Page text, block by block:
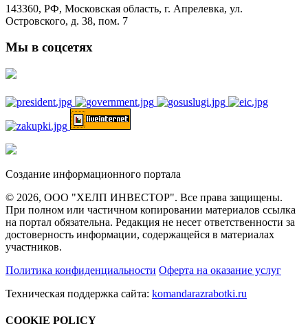
143360, РФ, Московская область, г. Апрелевка, ул.
Островского, д. 38, пом. 7
Мы в соцсетях
Создание информационного портала
© 2026, ООО "ХЕЛП ИНВЕСТОР". Все права защищены.
При полном или частичном копировании материалов ссылка
на портал обязательна. Редакция не несет ответственности за
достоверность информации, содержащейся в материалах
участников.
Политика конфиденциальности Оферта на оказание услуг
Техническая поддержка сайта: komandarazrabotki.ru
COOKIE POLICY